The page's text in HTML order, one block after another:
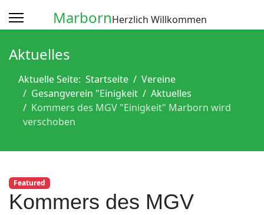
MarbornHerzlich Willkommen
Aktuelles
Aktuelle Seite: Startseite
Vereine
Gesangverein "Einigkeit
Aktuelles
Kommers des MGV "Einigkeit" Marborn wird
verschoben
Featured
Kommers des MGV